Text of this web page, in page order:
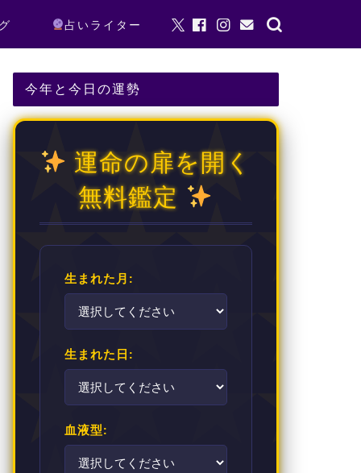
占いライター
今年と今日の運勢
運命の扉を開く
無料鑑定
生まれた月:
生まれた日:
血液型: